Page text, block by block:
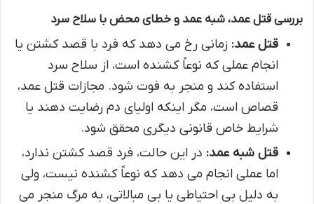
بررسی قتل عمد، شبه عمد و خطای محض با سلاح سرد
قتل عمد: زمانی رخ می دهد که فرد با قصد کشتن یا
انجام عملی که نوعاً کشنده است، از سلاح سرد
استفاده کند و منجر به فوت شود. مجازات قتل عمد،
قصاص است، مگر اینکه اولیای دم رضایت دهند یا
شرایط خاص قانونی دیگری محقق شود.
قتل شبه عمد: در این حالت، فرد قصد کشتن ندارد،
اما عملی انجام می دهد که نوعاً کشنده نیست، ولی
به دلیل بی احتیاطی یا بی مبالاتی، به مرگ منجر می